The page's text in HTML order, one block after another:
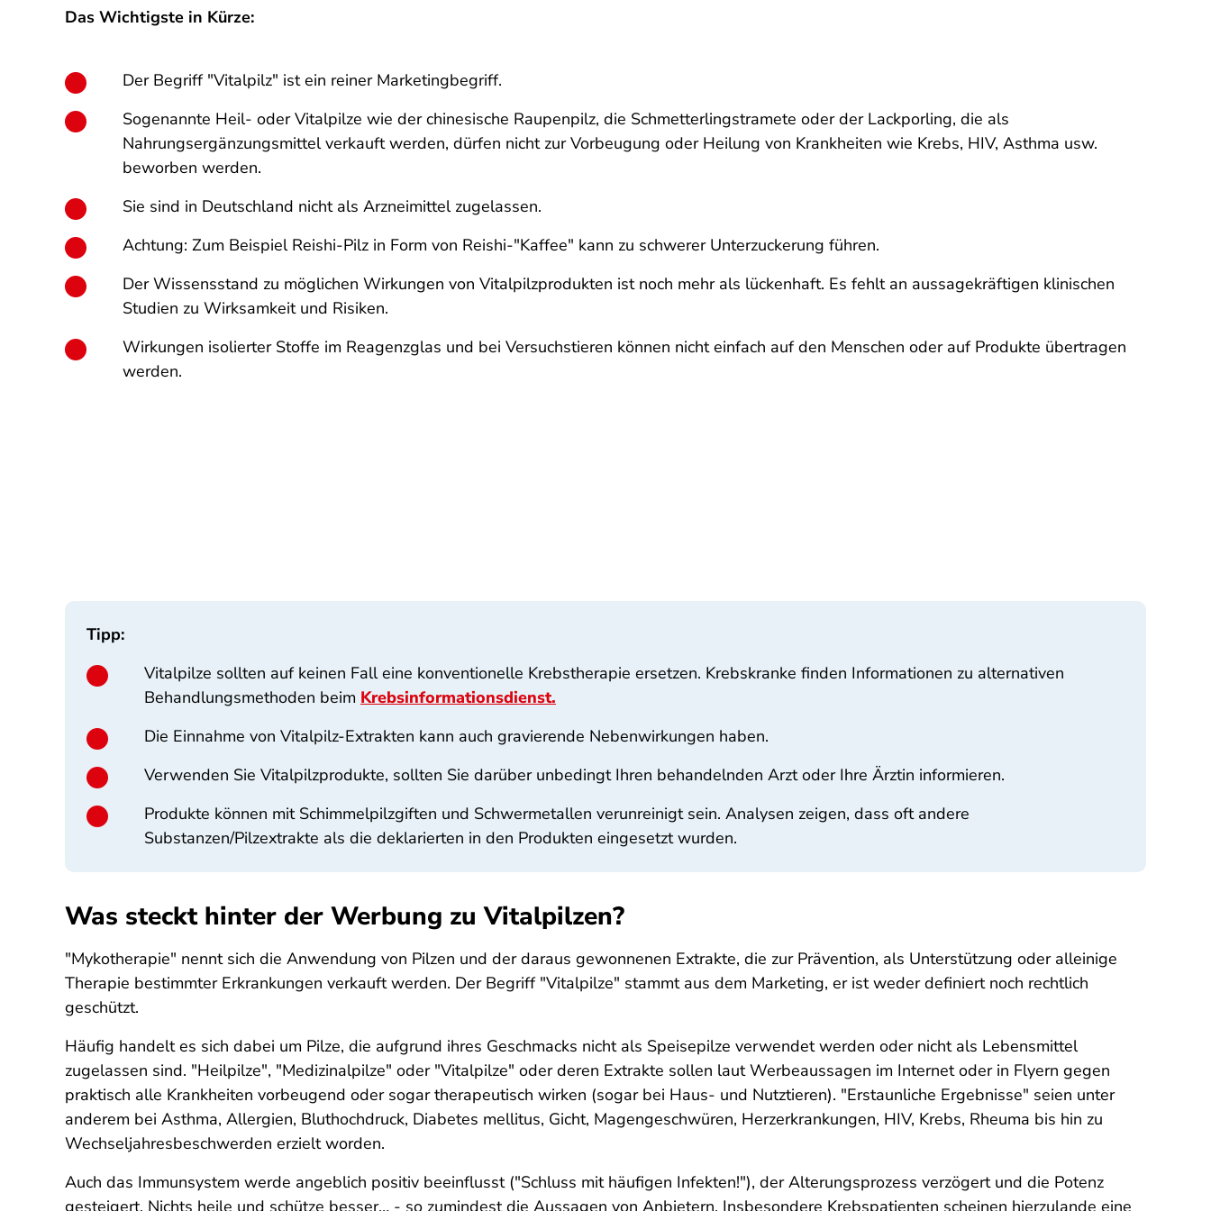
Das Wichtigste in Kürze:
Der Begriff "Vitalpilz" ist ein reiner Marketingbegriff.
Sogenannte Heil- oder Vitalpilze wie der chinesische Raupenpilz, die Schmetterlingstramete oder der Lackporling, die als
Nahrungsergänzungsmittel verkauft werden, dürfen nicht zur Vorbeugung oder Heilung von Krankheiten wie Krebs, HIV, Asthma usw.
beworben werden.
Sie sind in Deutschland nicht als Arzneimittel zugelassen.
Achtung: Zum Beispiel Reishi-Pilz in Form von Reishi-"Kaffee" kann zu schwerer Unterzuckerung führen.
Der Wissensstand zu möglichen Wirkungen von Vitalpilzprodukten ist noch mehr als lückenhaft. Es fehlt an aussagekräftigen klinischen
Studien zu Wirksamkeit und Risiken.
Wirkungen isolierter Stoffe im Reagenzglas und bei Versuchstieren können nicht einfach auf den Menschen oder auf Produkte übertragen
werden.
Tipp:
Vitalpilze sollten auf keinen Fall eine konventionelle Krebstherapie ersetzen. Krebskranke finden Informationen zu alternativen
Behandlungsmethoden beim Krebsinformationsdienst.
Die Einnahme von Vitalpilz-Extrakten kann auch gravierende Nebenwirkungen haben.
Verwenden Sie Vitalpilzprodukte, sollten Sie darüber unbedingt Ihren behandelnden Arzt oder Ihre Ärztin informieren.
Produkte können mit Schimmelpilzgiften und Schwermetallen verunreinigt sein. Analysen zeigen, dass oft andere
Substanzen/Pilzextrakte als die deklarierten in den Produkten eingesetzt wurden.
Was steckt hinter der Werbung zu Vitalpilzen?
"Mykotherapie" nennt sich die Anwendung von Pilzen und der daraus gewonnenen Extrakte, die zur Prävention, als Unterstützung oder alleinige
Therapie bestimmter Erkrankungen verkauft werden. Der Begriff "Vitalpilze" stammt aus dem Marketing, er ist weder definiert noch rechtlich
geschützt.
Häufig handelt es sich dabei um Pilze, die aufgrund ihres Geschmacks nicht als Speisepilze verwendet werden oder nicht als Lebensmittel
zugelassen sind. "Heilpilze", "Medizinalpilze" oder "Vitalpilze" oder deren Extrakte sollen laut Werbeaussagen im Internet oder in Flyern gegen
praktisch alle Krankheiten vorbeugend oder sogar therapeutisch wirken (sogar bei Haus- und Nutztieren). "Erstaunliche Ergebnisse" seien unter
anderem bei Asthma, Allergien, Bluthochdruck, Diabetes mellitus, Gicht, Magengeschwüren, Herzerkrankungen, HIV, Krebs, Rheuma bis hin zu
Wechseljahresbeschwerden erzielt worden.
Auch das Immunsystem werde angeblich positiv beeinflusst ("Schluss mit häufigen Infekten!"), der Alterungsprozess verzögert und die Potenz
gesteigert. Nichts heile und schütze besser… - so zumindest die Aussagen von Anbietern. Insbesondere Krebspatienten scheinen hierzulande eine